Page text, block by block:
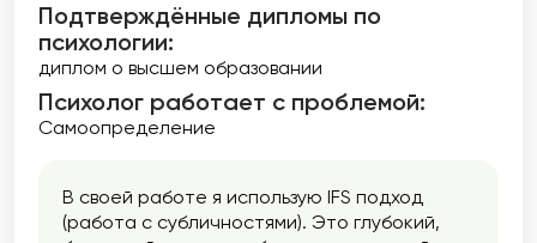
Подтверждённые дипломы по
психологии:
диплом о высшем образовании
Психолог работает с проблемой:
Самоопределение
В своей работе я использую IFS подход
(работа с субличностями). Это глубокий,